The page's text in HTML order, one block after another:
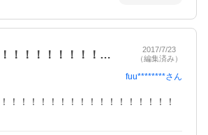
大満足！！！！！！！！！！！！！！！！…
2017/7/23
（編集済み）
fuu********さん
！！！！！！！！！！！！！！！！！